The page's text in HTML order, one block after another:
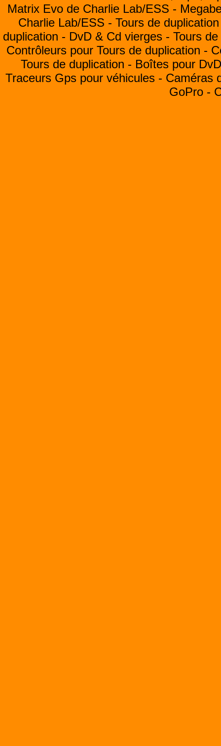
Matrix Evo de Charlie Lab/ESS -
Charlie Lab/ESS - Tours de
duplication - DvD & Cd vierges - Tours
Contrôleurs pour Tours de duplication -
Tours de duplication - Boîtes pour
Traceurs Gps pour véhicules - Caméras
GoPro -